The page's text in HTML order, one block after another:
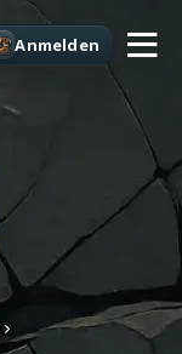
Anmelden